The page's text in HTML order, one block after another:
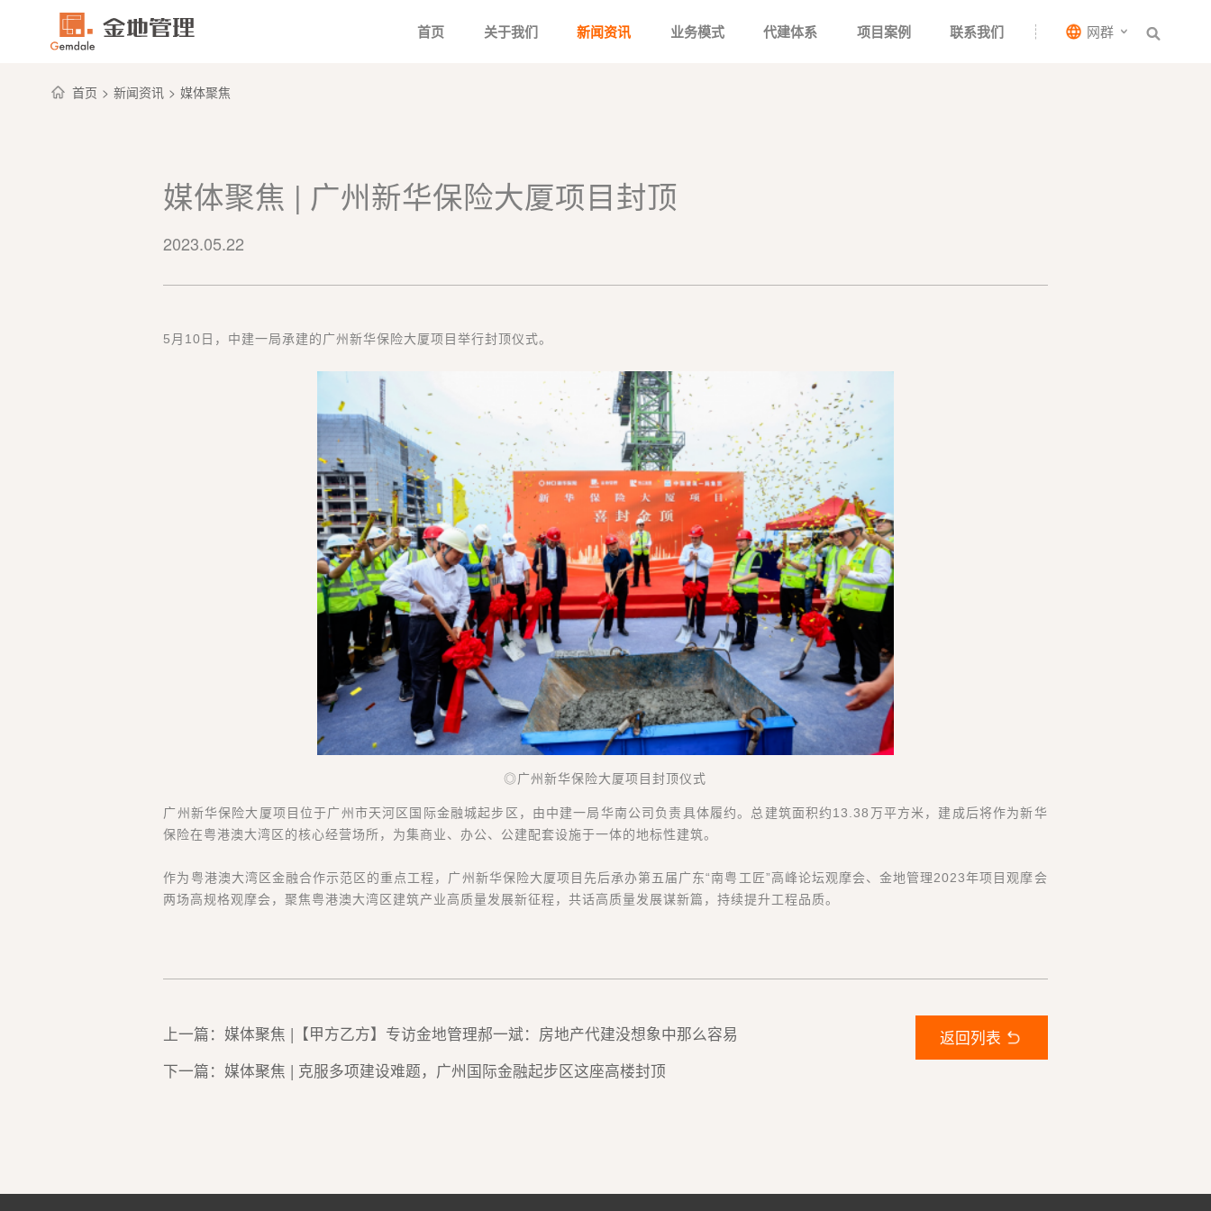
首页 关于我们 新闻资讯 业务模式 代建体系 项目案例 联系我们 网群
首页 > 新闻资讯 > 媒体聚焦
媒体聚焦 | 广州新华保险大厦项目封顶
2023.05.22
5月10日，中建一局承建的广州新华保险大厦项目举行封顶仪式。
◎广州新华保险大厦项目封顶仪式
广州新华保险大厦项目位于广州市天河区国际金融城起步区，由中建一局华南公司负责具体履约。总建筑面积约13.38万平方米，建成后将作为新华
保险在粤港澳大湾区的核心经营场所，为集商业、办公、公建配套设施于一体的地标性建筑。
作为粤港澳大湾区金融合作示范区的重点工程，广州新华保险大厦项目先后承办第五届广东“南粤工匠”高峰论坛观摩会、金地管理2023年项目观摩会
两场高规格观摩会，聚焦粤港澳大湾区建筑产业高质量发展新征程，共话高质量发展谋新篇，持续提升工程品质。
上一篇：媒体聚焦 |【甲方乙方】专访金地管理郝一斌：房地产代建没想象中那么容易
下一篇：媒体聚焦 | 克服多项建设难题，广州国际金融起步区这座高楼封顶
返回列表